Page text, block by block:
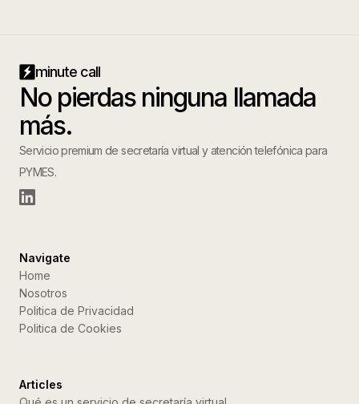
minute call
No pierdas ninguna llamada
más.
Servicio premium de secretaría virtual y atención telefónica para
PYMES.
Navigate
Home
Nosotros
Politica de Privacidad
Politica de Cookies
Articles